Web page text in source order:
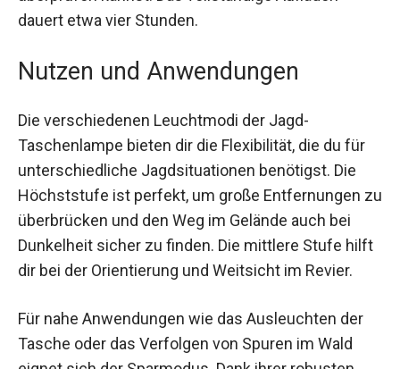
vollständige Aufladen dauert etwa vier Stunden.
Nutzen und Anwendungen
Taschenlampe bieten dir die Flexibilität, die du für
unterschiedliche Jagdsituationen benötigst. Die
Höchststufe ist perfekt, um große Entfernungen
zu überbrücken und den Weg im Gelände auch
bei Dunkelheit sicher zu finden. Die mittlere Stufe
hilft dir bei der Orientierung und Weitsicht im
Revier.
Für nahe Anwendungen wie das Ausleuchten der
Tasche oder das Verfolgen von Spuren im Wald